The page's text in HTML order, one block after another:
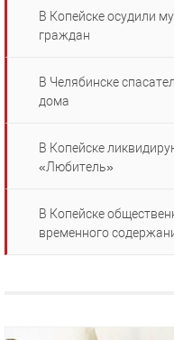
В Копейске осудили
граждан
В Челябинске
дома
В Копейске
«Любитель»
В Копейске
временного